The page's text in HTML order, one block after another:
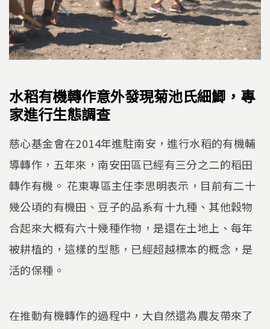
水稻有機轉作意外發現菊池氏細鯽，專
家進行生態調查
慈心基金會在2014年進駐南安，進行水稻的有機輔
導轉作，五年來，南安田區已經有三分之二的稻田
轉作有機。 花東專區主任李思明表示，目前有二十
幾公頃的有機田、豆子的品系有十九種、其他穀物
合起來大概有六十幾種作物，是還在土地上、每年
被耕植的，這樣的型態，已經超越標本的概念，是
活的保種。
在推動有機轉作的過程中，大自然還為農友帶來了